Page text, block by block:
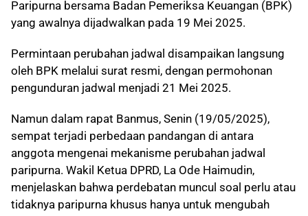
Paripurna bersama Badan Pemeriksa Keuangan (BPK)
yang awalnya dijadwalkan pada 19 Mei 2025.
Permintaan perubahan jadwal disampaikan langsung
oleh BPK melalui surat resmi, dengan permohonan
pengunduran jadwal menjadi 21 Mei 2025.
Namun dalam rapat Banmus, Senin (19/05/2025),
sempat terjadi perbedaan pandangan di antara
anggota mengenai mekanisme perubahan jadwal
paripurna. Wakil Ketua DPRD, La Ode Haimudin,
menjelaskan bahwa perdebatan muncul soal perlu atau
tidaknya paripurna khusus hanya untuk mengubah